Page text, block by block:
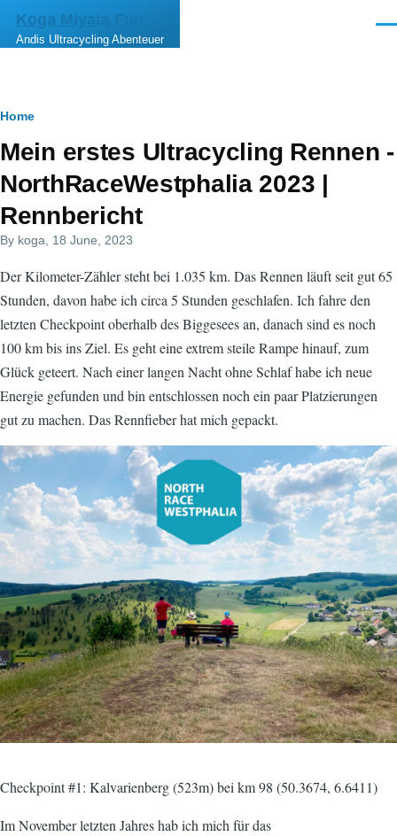
Skip to main content
Koga Miyata Fun
Andis Ultracycling Abenteuer
Breadcrumb
Home
Mein erstes Ultracycling Rennen -
NorthRaceWestphalia 2023 |
Rennbericht
By koga , 18 June, 2023
Der Kilometer-Zähler steht bei 1.035 km. Das Rennen läuft seit gut 65
Stunden, davon habe ich circa 5 Stunden geschlafen. Ich fahre den
letzten Checkpoint oberhalb des Biggesees an, danach sind es noch
100 km bis ins Ziel. Es geht eine extrem steile Rampe hinauf, zum
Glück geteert. Nach einer langen Nacht ohne Schlaf habe ich neue
Energie gefunden und bin entschlossen noch ein paar Platzierungen
gut zu machen. Das Rennfieber hat mich gepackt.
Image
Checkpoint #1: Kalvarienberg (523m) bei km 98 (50.3674, 6.6411)
Im November letzten Jahres hab ich mich für das